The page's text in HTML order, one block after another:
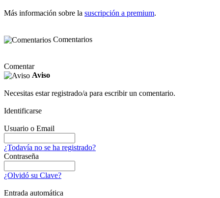
Más información sobre la suscripción a premium.
Comentarios
Comentar
Aviso
Necesitas estar registrado/a para escribir un comentario.
Identificarse
Usuario o Email
¿Todavía no se ha registrado?
Contraseña
¿Olvidó su Clave?
Entrada automática